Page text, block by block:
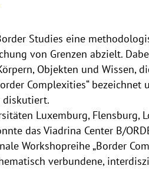
Studies eine
von Grenzen abzielt.
Objekten und Wissen,
Complexities“
diskutiert.
Luxemburg, Flensburg,
das Viadrina Center B/
Workshopreihe „Border
verbundene,